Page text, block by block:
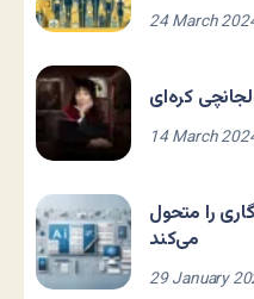
24 March
کره‌ای
14 March
را متحول
می‌کند
29 January